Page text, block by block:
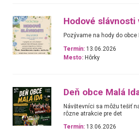
Hodové slávnosti
Pozývame na hody do obce
Termín: 13.06.2026
Mesto: Hôrky
Deň obce Malá
Návštevníci sa môžu tešiť
rôzne atrakcie pre det
Termín: 13.06.2026